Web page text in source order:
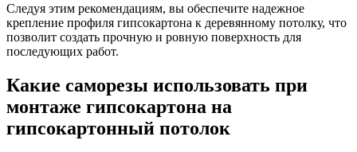
Следуя этим рекомендациям, вы обеспечите надежное
крепление профиля гипсокартона к деревянному потолку, что
позволит создать прочную и ровную поверхность для
последующих работ.
Какие саморезы использовать при
монтаже гипсокартона на
гипсокартонный потолок